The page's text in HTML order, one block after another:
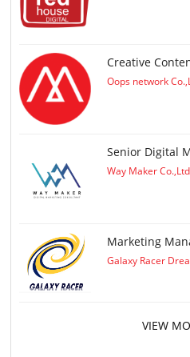
Creative
Oops network
Senior Digital
Way Maker
Marketing
Galaxy Racer
VIEW